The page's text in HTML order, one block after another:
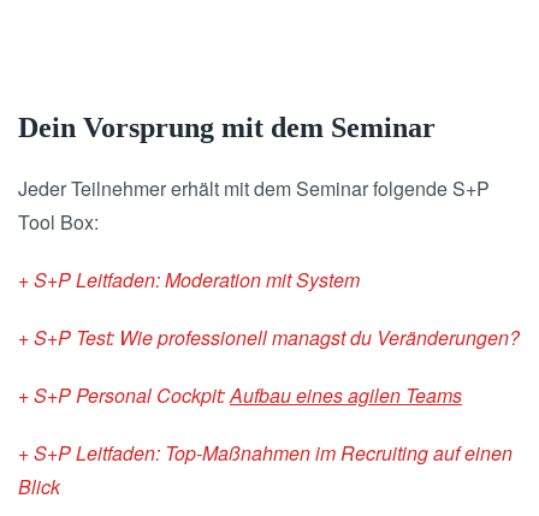
Dein Vorsprung mit dem Seminar
Jeder Teilnehmer erhält mit dem Seminar folgende S+P
Tool Box:
+ S+P Leitfaden: Moderation mit System
+ S+P Test: Wie professionell managst du Veränderungen?
+ S+P Personal Cockpit:Aufbau eines agilen Teams
+ S+P Leitfaden: Top-Maßnahmen im Recruiting auf einen
Blick